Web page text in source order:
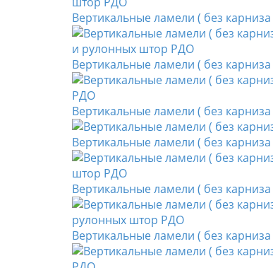
Вертикальные ламели ( без
Вертикальные ламели ( без
Вертикальные ламели ( без
Вертикальные ламели ( без
Вертикальные ламели ( без
Вертикальные ламели ( без